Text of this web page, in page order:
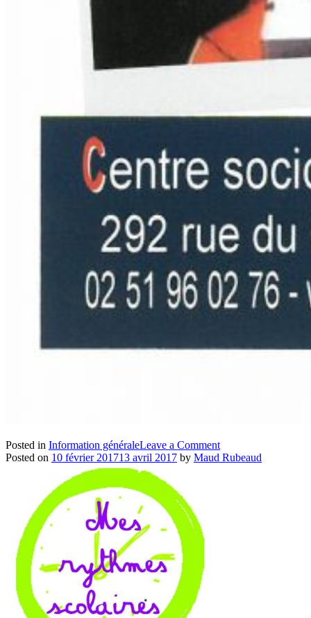
Posted in Information généraleLeave a Commenton
Repair
Posted on 10 février 201713 avril 2017 by Maud Rubeaud